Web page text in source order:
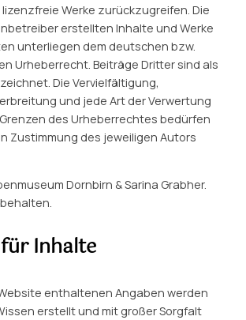
Werke zurückzugreifen. Die
erstellten Inhalte und Werke
unterliegen dem deutschen bzw.
Urheberrecht. Beiträge Dritter sind als
Die Vervielfältigung,
und jede Art der Verwertung
des Urheberrechtes bedürfen
Zustimmung des jeweiligen Autors
Dornbirn & Sarina Grabher.
Inhalte
enthaltenen Angaben werden
erstellt und mit großer Sorgfalt